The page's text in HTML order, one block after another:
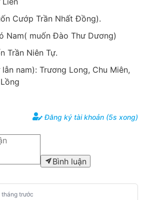
Cướp Trần Nhất Đồng).
Nam( muốn Đào Thư Dương)
Trần Niên Tự.
nam): Trương Long, Chu Miên,
Đăng ký tài khoản (5s xong)
Bình luận
tháng trước